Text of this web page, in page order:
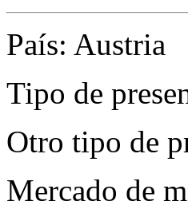
País: Austria
Tipo de
Otro tipo de
Mercado de